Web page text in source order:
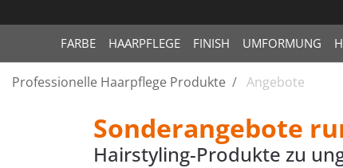
FARBE HAARPFLEGE FINISH UMFORMUNG
Professionelle Haarpflege Produkte Angebote
Sonderangebote
Hairstyling-Produkte zu